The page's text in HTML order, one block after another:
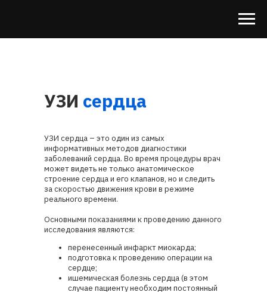
УЗИ сердца
УЗИ сердца – это один из самых
информативных методов диагностики
заболеваний сердца. Во время процедуры врач
может видеть не только анатомическое
строение сердца и его клапанов, но и следить
за скоростью движения крови в режиме
реального времени.
Основными показаниями к проведению данного
исследования являются:
перенесенный инфаркт миокарда;
подготовка к проведению операции на
сердце;
ишемическая болезнь сердца (в этом
случае пациенту необходим постоянный